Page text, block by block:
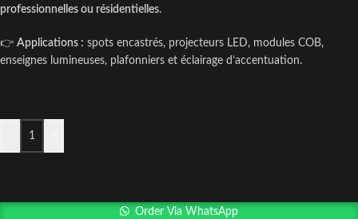
professionnelles ou résidentielles.
👉 Applications : spots encastrés, projecteurs LED, modules COB,
enseignes lumineuses, plafonniers et éclairage d’accentuation.
Order Via WhatsApp